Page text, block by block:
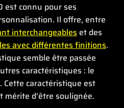
est connu pour ses
Il offre, entre
interchangeables et des
avec différentes finitions.
semble être passée
caractéristiques : le
Cette caractéristique est
mérite d'être soulignée.